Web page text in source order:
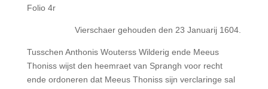
Folio 4r
Vierschaer gehouden den 23 Januarij 1604.
Tusschen Anthonis Wouterss Wilderig ende Meeus
Thoniss wijst den heemraet van Sprangh voor recht
ende ordoneren dat Meeus Thoniss sijn verclaringe sal